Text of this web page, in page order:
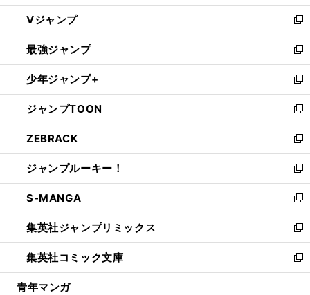
ウ
ィ
ン
ド
ウ
で
開
く
し
い
ウ
ィ
ン
ド
ウ
で
開
く
Vジャンプ
新
し
い
ウ
ィ
ン
ド
ウ
で
開
く
最強ジャンプ
新
し
い
ウ
ィ
ン
ド
ウ
で
開
く
少年ジャンプ+
新
し
い
ウ
ィ
ン
ド
ウ
で
開
く
ジャンプTOON
新
し
い
ウ
ィ
ン
ド
ウ
で
開
く
ZEBRACK
新
し
い
ウ
ィ
ン
ド
ウ
で
開
ジャンプルーキー！
新
し
い
ウ
ィ
ン
ド
ウ
S-MANGA
新
し
い
ウ
ィ
ン
集英社ジャンプリミックス
新
し
い
ウ
集英社コミック文庫
新
し
青年マンガ